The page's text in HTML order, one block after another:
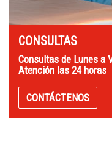
CONSULTAS
Consultas de Lunes a
Atención las 24 horas
CONTÁCTENOS